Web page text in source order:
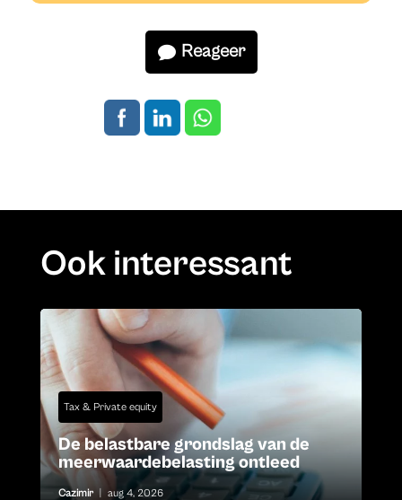
Reageer
Ook interessant
Tax & Private equity
De belastbare grondslag van de
meerwaardebelasting ontleed
Cazimir aug 4, 2026